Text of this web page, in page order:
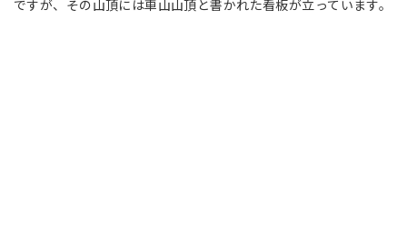
ですが、その山頂には車山山頂と書かれた看板が立っています。